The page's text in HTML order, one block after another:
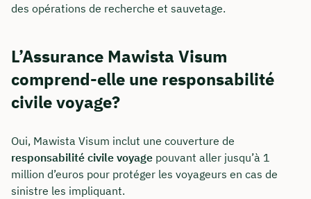
des opérations de recherche et sauvetage.
L’Assurance Mawista Visum
comprend-elle une responsabilité
civile voyage?
Oui, Mawista Visum inclut une couverture de
responsabilité civile voyage pouvant aller jusqu’à 1
million d’euros pour protéger les voyageurs en cas de
sinistre les impliquant.